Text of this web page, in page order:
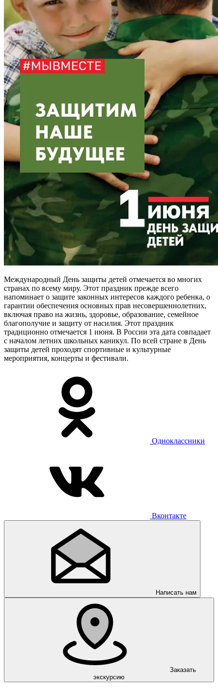
Международный День защиты детей отмечается во многих
странах по всему миру. Этот праздник прежде всего
напоминает о защите законных интересов каждого ребенка, о
гарантии обеспечения основных прав несовершеннолетних,
включая право на жизнь, здоровье, образование, семейное
благополучие и защиту от насилия. Этот праздник
традиционно отмечается 1 июня. В России эта дата совпадает
с началом летних школьных каникул. По всей стране в День
защиты детей проходят спортивные и культурные
мероприятия, концерты и фестивали.
Одноклассники
Вконтакте
Написать нам
Заказать
экскурсию